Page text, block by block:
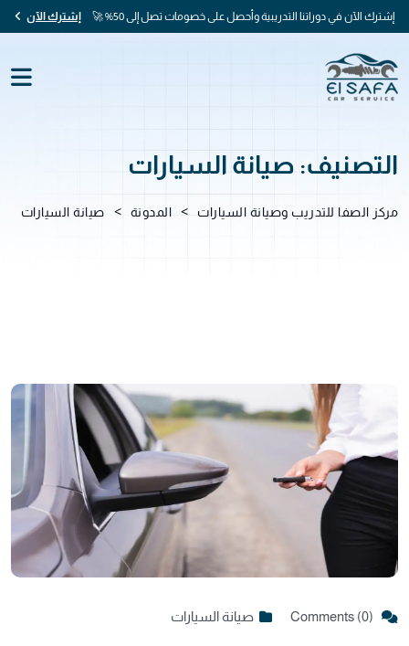
إشترك الآن في دوراتنا التدريبية وأحصل على خصومات تصل إلى 50% 🚀 إشترك الآن
التصنيف: صيانة السيارات
مركز الصفا للتدريب وصيانة السيارات > المدونة > صيانة السيارات
صيانة السيارات